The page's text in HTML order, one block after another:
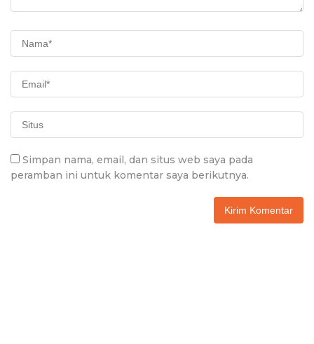
Simpan nama, email, dan situs web saya pada
peramban ini untuk komentar saya berikutnya.